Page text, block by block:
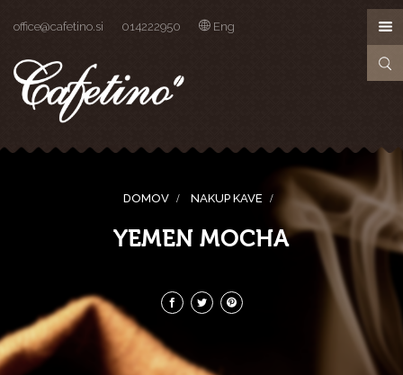
office@cafetino.si 014222950 Eng
DOMOV NAKUP KAVE
YEMEN MOCHA